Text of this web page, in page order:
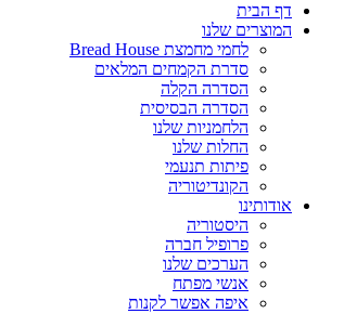
דף הבית
המוצרים שלנו
לחמי מחמצת Bread House
סדרת הקמחים המלאים
הסדרה הקלה
הסדרה הבסיסית
הלחמניות שלנו
החלות שלנו
פיתות תנעמי
הקונדיטוריה
אודותינו
היסטוריה
פרופיל חברה
הערכים שלנו
אנשי מפתח
איפה אפשר לקנות